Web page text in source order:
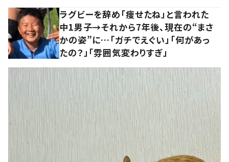
ラグビーを辞め「痩せたね」と言われた
中1男子→それから7年後、現在の“まさ
かの姿”に…「ガチでえぐい」「何があっ
たの？」「雰囲気変わりすぎ」